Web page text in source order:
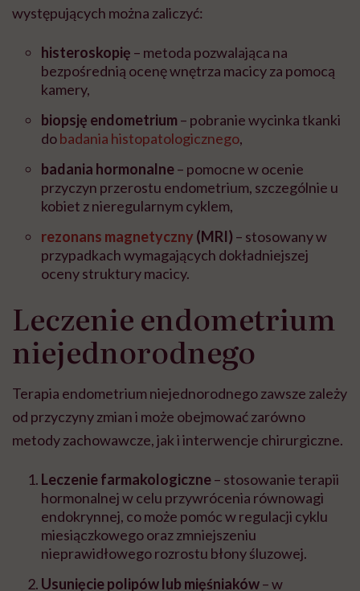
występujących można zaliczyć:
histeroskopię – metoda pozwalająca na
bezpośrednią ocenę wnętrza macicy za pomocą
kamery,
biopsję endometrium – pobranie wycinka tkanki
dobadania histopatologicznego,
badania hormonalne– pomocne w ocenie
przyczyn przerostu endometrium, szczególnie u
kobiet z nieregularnym cyklem,
rezonans magnetyczny (MRI) – stosowany w
przypadkach wymagających dokładniejszej
oceny struktury macicy.
Leczenie endometrium
niejednorodnego
Terapia endometrium niejednorodnego zawsze zależy
od przyczyny zmian i może obejmować zarówno
metody zachowawcze, jak i interwencje chirurgiczne.
Leczenie farmakologiczne– stosowanie terapii
hormonalnej w celu przywrócenia równowagi
endokrynnej, co może pomóc w regulacji cyklu
miesiączkowego oraz zmniejszeniu
nieprawidłowego rozrostu błony śluzowej.
Usunięcie polipów lub mięśniaków– w